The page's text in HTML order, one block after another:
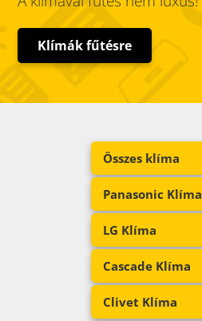
Klímák fűtésre
Összes klíma
Panasonic Klíma
LG Klíma
Cascade Klíma
Clivet Klíma